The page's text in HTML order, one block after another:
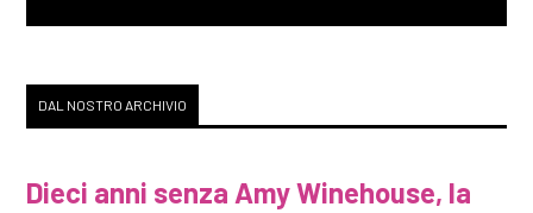
DAL NOSTRO ARCHIVIO
Dieci anni senza Amy Winehouse, la